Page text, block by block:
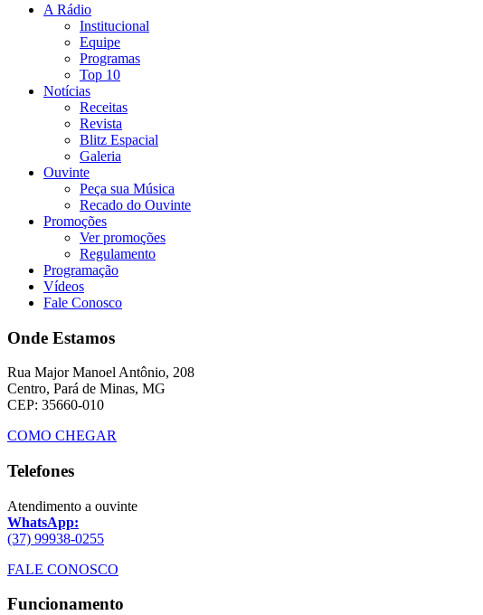
A Rádio
Institucional
Equipe
Programas
Top 10
Notícias
Receitas
Revista
Blitz Espacial
Galeria
Ouvinte
Peça sua Música
Recado do Ouvinte
Promoções
Ver promoções
Regulamento
Programação
Vídeos
Fale Conosco
Onde Estamos
Rua Major Manoel Antônio, 208
Centro, Pará de Minas, MG
CEP: 35660-010
COMO CHEGAR
Telefones
Atendimento a ouvinte
WhatsApp:
(37) 99938-0255
FALE CONOSCO
Funcionamento